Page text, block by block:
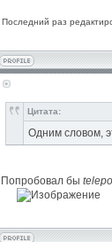
Последний раз
Цитата:
Одним словом,
Попробовал бы